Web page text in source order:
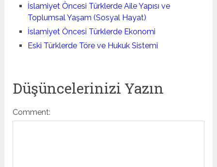
İslamiyet Öncesi Türklerde Aile Yapısı ve
Toplumsal Yaşam (Sosyal Hayat)
İslamiyet Öncesi Türklerde Ekonomi
Eski Türklerde Töre ve Hukuk Sistemi
Düşüncelerinizi Yazın
Comment: